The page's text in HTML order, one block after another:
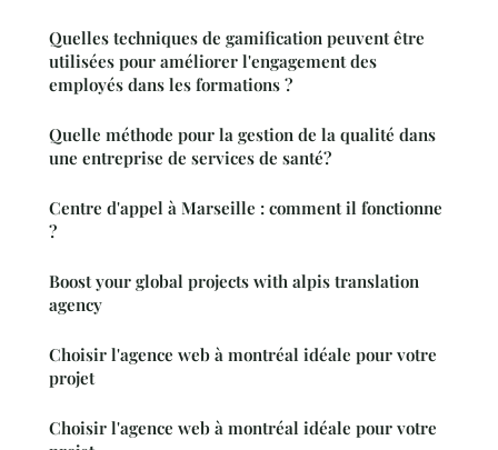
Quelles techniques de gamification peuvent être
utilisées pour améliorer l'engagement des
employés dans les formations ?
Quelle méthode pour la gestion de la qualité dans
une entreprise de services de santé?
Centre d'appel à Marseille : comment il fonctionne
?
Boost your global projects with alpis translation
agency
Choisir l'agence web à montréal idéale pour votre
projet
Choisir l'agence web à montréal idéale pour votre